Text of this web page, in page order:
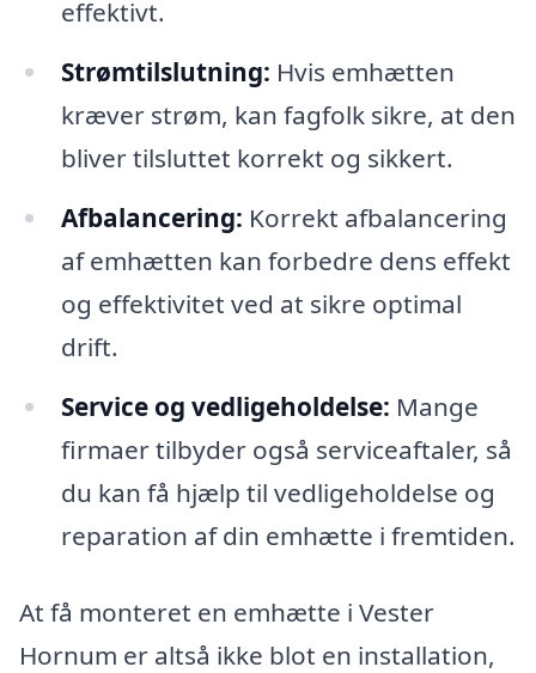
effektivt.
Strømtilslutning: Hvis emhætten
kræver strøm, kan fagfolk sikre, at den
bliver tilsluttet korrekt og sikkert.
Afbalancering: Korrekt afbalancering
af emhætten kan forbedre dens effekt
og effektivitet ved at sikre optimal
drift.
Service og vedligeholdelse: Mange
firmaer tilbyder også serviceaftaler, så
du kan få hjælp til vedligeholdelse og
reparation af din emhætte i fremtiden.
At få monteret en emhætte i Vester
Hornum er altså ikke blot en installation,